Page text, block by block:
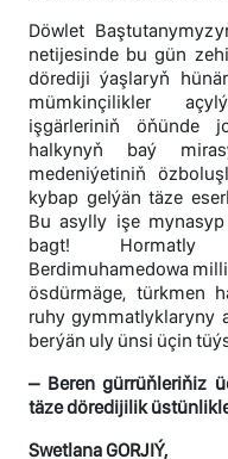
Döwlet
netijesinde bu gün
dörediji ýaşlaryň
mümkinçilikler
işgärleriniň öňünde
halkynyň baý
medeniýetiniň
kybap gelýän täze
Bu asylly işe
bagt! Hormatly
Berdimuhamedowa
ösdürmäge, türkmen
ruhy gymmatlyklaryny
berýän uly ünsi üçin
– Beren gürrüňleriňiz
täze döredijilik
Swetlana GORJIÝ,